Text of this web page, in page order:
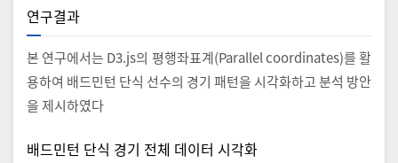
연구결과
본 연구에서는 D3.js의 평행좌표계(Parallel coordinates)를 활
용하여 배드민턴 단식 선수의 경기 패턴을 시각화하고 분석 방안
을 제시하였다
배드민턴 단식 경기 전체 데이터 시각화